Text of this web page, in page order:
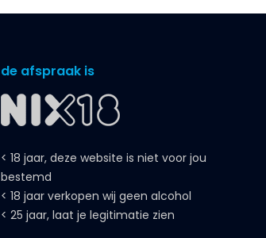
de afspraak is
< 18 jaar, deze website is niet voor jou
bestemd
< 18 jaar verkopen wij geen alcohol
< 25 jaar, laat je legitimatie zien